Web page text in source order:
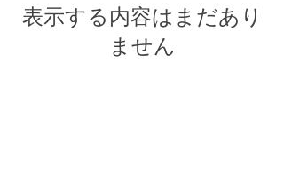
表示する内容はまだあり
ません